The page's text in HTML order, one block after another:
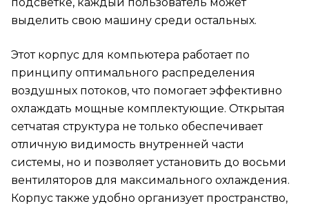
подсветке, каждый пользователь может
выделить свою машину среди остальных.
Этот корпус для компьютера работает по
принципу оптимального распределения
воздушных потоков, что помогает эффективно
охлаждать мощные комплектующие. Открытая
сетчатая структура не только обеспечивает
отличную видимость внутренней части
системы, но и позволяет установить до восьми
вентиляторов для максимального охлаждения.
Корпус также удобно организует пространство,